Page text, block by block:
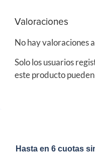
Valoraciones
No hay valoraciones
Solo los usuarios
este producto
Hasta en 6 cuotas